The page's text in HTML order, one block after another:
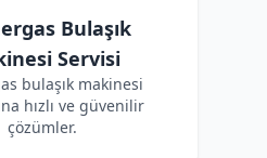
Bulaşık
Servisi
bulaşık makinesi
hızlı ve güvenilir
çözümler.